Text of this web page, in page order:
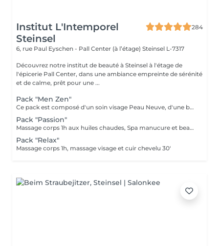
Institut L'Intemporel
Steinsel
284
6, rue Paul Eyschen - Pall Center (à l’étage) Steinsel L-7317
Découvrez notre institut de beauté à Steinsel à l'étage de
l'épicerie Pall Center, dans une ambiance empreinte de sérénité
et de calme, prêt pour une ...
Pack "Men Zen"
Ce pack est composé d'un soin visage Peau Neuve, d'une beauté des pieds et d'un massage "Escale à Marrakech" (1h de massage) déconnection et expérience sensorielle Pour récupérer un homme zen :-)
Pack "Passion"
Massage corps 1h aux huiles chaudes, Spa manucure et beauté des pieds + bain de paraffine
Pack "Relax"
Massage corps 1h, massage visage et cuir chevelu 30'